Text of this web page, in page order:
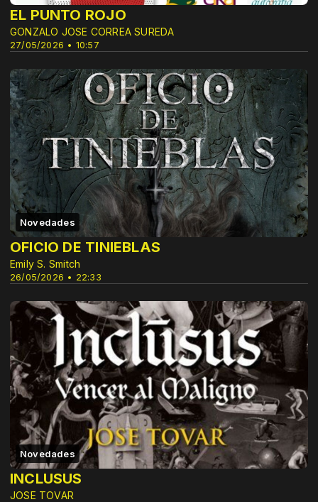
27/05/2026 • 10:57
EL PUNTO ROJO
GONZALO JOSE CORREA SUREDA
Novedades
26/05/2026 • 22:33
OFICIO DE TINIEBLAS
Emily S. Smitch
Novedades
INCLUSUS
JOSE TOVAR